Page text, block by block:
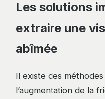
Les solutions
extraire une
abîmée
Il existe des
l’augmentation de la